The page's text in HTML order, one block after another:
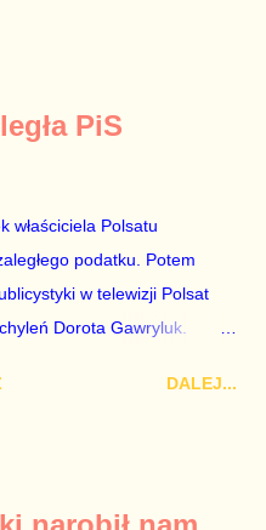
PiS
właściciela Polsatu
podatku. Potem
w telewizji Polsat
Dorota Gawryluk.
agenta SB, który jest obecnie
DALEJ...